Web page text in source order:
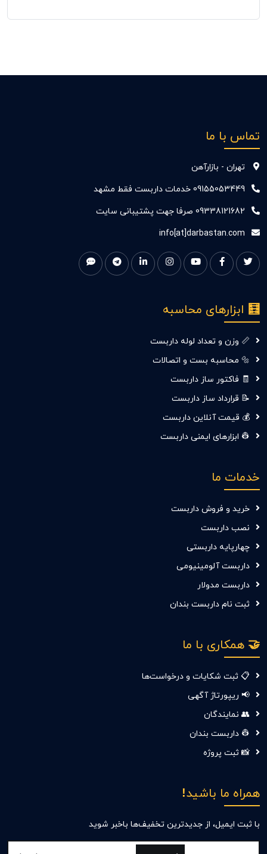
تماس با ما
تهران - بازارآهن
09155053449 خدمات داربست فقط مشهد
09338121682 صرفا جهت پشتیبانی سایت
info[at]darbastan.com
🧮 ابزارهای محاسبه
📏 وزن و تعداد لوله داربست
🔩 محاسبه بست و اتصالات
🧾 فاکتور ساز داربست
📝 قرارداد ساز داربست
💰 قیمت آنلاین داربست
👷‍ ابزارهای ایمنی داربست
خدمات ما
خرید و فروش داربست
نصب داربست
چهارپایه داربستی
داربست آلومینیومی
داربست مدولار
ثبت نام داربست بندان
🤝 همکاری با ما
📋 ثبت شکایات و درخواست‌ها
📢 ریپورتاژ آگهی
👥 نمایندگان
👷 داربست بندان
📸 ثبت پروژه
همراه ما باشید!
با ثبت ایمیل، از جدید‌ترین تخفیف‌ها با‌خبر شوید